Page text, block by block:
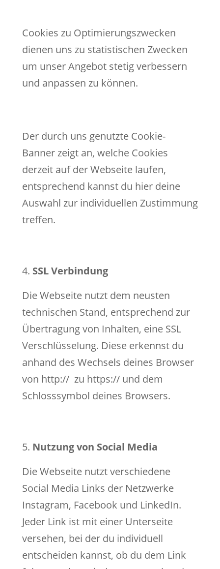
Cookies zu Optimierungszwecken
dienen uns zu statistischen Zwecken
um unser Angebot stetig verbessern
und anpassen zu können.
Der durch uns genutzte Cookie-
Banner zeigt an, welche Cookies
derzeit auf der Webseite laufen,
entsprechend kannst du hier deine
Auswahl zur individuellen Zustimmung
treffen.
SSL Verbindung
Die Webseite nutzt dem neusten
technischen Stand, entsprechend zur
Übertragung von Inhalten, eine SSL
Verschlüsselung. Diese erkennst du
anhand des Wechsels deines Browser
von http:// zu https:// und dem
Schlosssymbol deines Browsers.
Nutzung von Social Media
Die Webseite nutzt verschiedene
Social Media Links der Netzwerke
Instagram, Facebook und LinkedIn.
Jeder Link ist mit einer Unterseite
versehen, bei der du individuell
entscheiden kannst, ob du dem Link